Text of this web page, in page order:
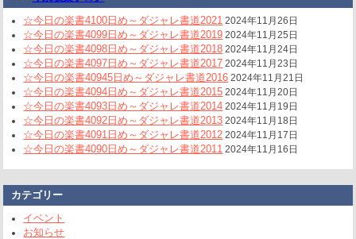
☆今日の楽書4100日め～ダジャレ書道2021 2024年11月26日
☆今日の楽書4099日め～ダジャレ書道2019 2024年11月25日
☆今日の楽書4098日め～ダジャレ書道2018 2024年11月24日
☆今日の楽書4097日め～ダジャレ書道2017 2024年11月23日
☆今日の楽書40945日め～ダジャレ書道2016 2024年11月21日
☆今日の楽書4094日め～ダジャレ書道2015 2024年11月20日
☆今日の楽書4093日め～ダジャレ書道2014 2024年11月19日
☆今日の楽書4092日め～ダジャレ書道2013 2024年11月18日
☆今日の楽書4091日め～ダジャレ書道2012 2024年11月17日
☆今日の楽書4090日め～ダジャレ書道2011 2024年11月16日
カテゴリー
イベント
お知らせ